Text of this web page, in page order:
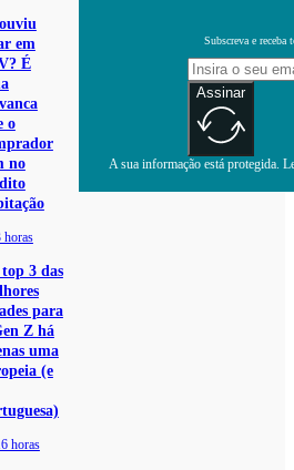
em
É
o
no
horas
3 das
para
Z há
uma
(e
horas
Subscreva e receba
Assinar
A sua informação está protegida.